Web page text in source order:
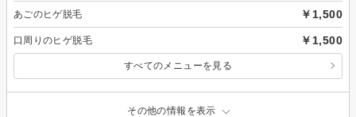
あごのヒゲ脱毛 ￥1,500
口周りのヒゲ脱毛 ￥1,500
すべてのメニューを見る
その他の情報を表示